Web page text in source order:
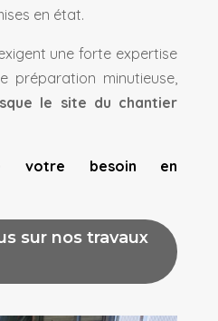
en état.
une forte expertise
préparation minutieuse,
le site du chantier
votre besoin en
sur nos travaux